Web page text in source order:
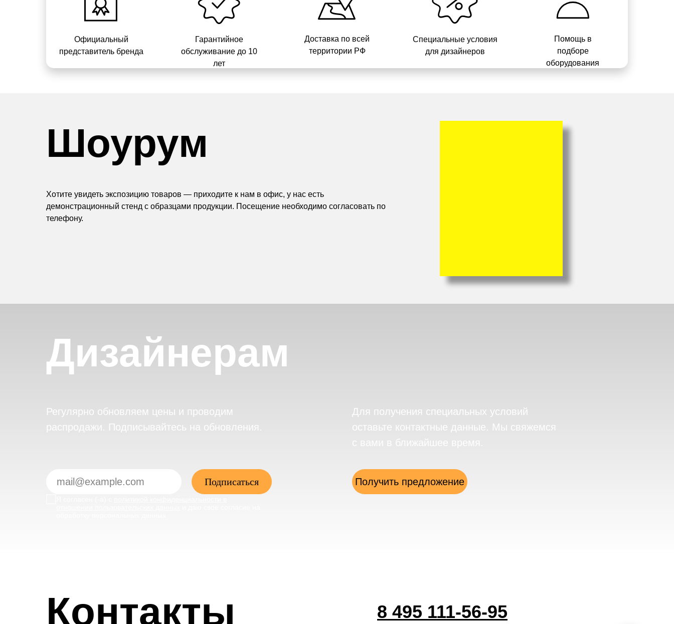
Официальный
представитель бренда
Доставка по всей
территории РФ
Гарантийное
обслуживание до 10
лет
Специальные условия
для дизайнеров
Помощь в
подборе
оборудования
Шоурум
Хотите увидеть экспозицию товаров — приходите к нам в офис, у нас есть
демонстрационный стенд с образцами продукции. Посещение необходимо согласовать по
телефону.
Дизайнерам
Регулярно обновляем цены и проводим
распродажи. Подписывайтесь на обновления.
Подписаться
Для получения специальных условий
оставьте контактные данные. Мы свяжемся
с вами в ближайшее время.
Получить предложение
Контакты 8 495 111-56-95